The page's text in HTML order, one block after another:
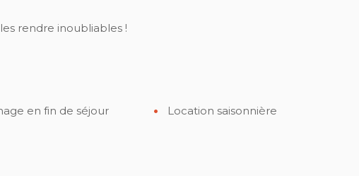
rendre inoubliables !
en fin de séjour Location saisonnière